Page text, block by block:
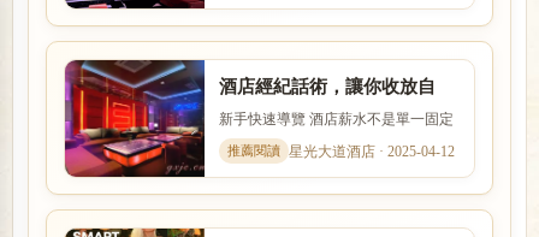
酒店經紀話術，讓你收放自
如！兼差，兼職、日領高薪
新手快速導覽 酒店薪水不是單一固定
數字，而是受到店型、出勤時段、節
數、客源與個人條件影響。...
星光大道酒店 · 2025-04-12